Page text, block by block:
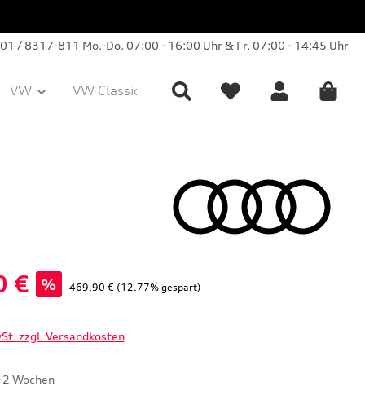
/ 8317-811 Mo.-Do. 07:00 - 16:00 Uhr & Fr. 07:00 - 14:45 Uhr
VW VW Classic Parts Sale Collection
€ % Regulärer Preis:
469,90 € (12.77% gespart)
zzgl. Versandkosten
Wochen